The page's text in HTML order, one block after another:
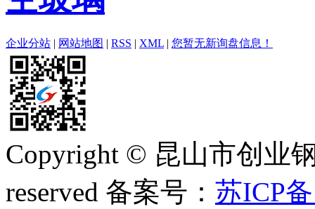
企业分站 | 网站地图 | RSS | XML | 您暂无新询盘信息！
Copyright © 昆山市创业
reserved 备案号： 苏ICP